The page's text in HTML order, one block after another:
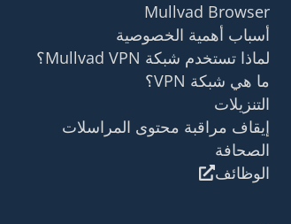
Mullvad Browser
أسباب أهمية الخصوصية
لماذا تستخدم شبكة Mullvad VPN؟
ما هي شبكة VPN؟
التنزيلات
إيقاف مراقبة محتوى المراسلات
الصحافة
الوظائف